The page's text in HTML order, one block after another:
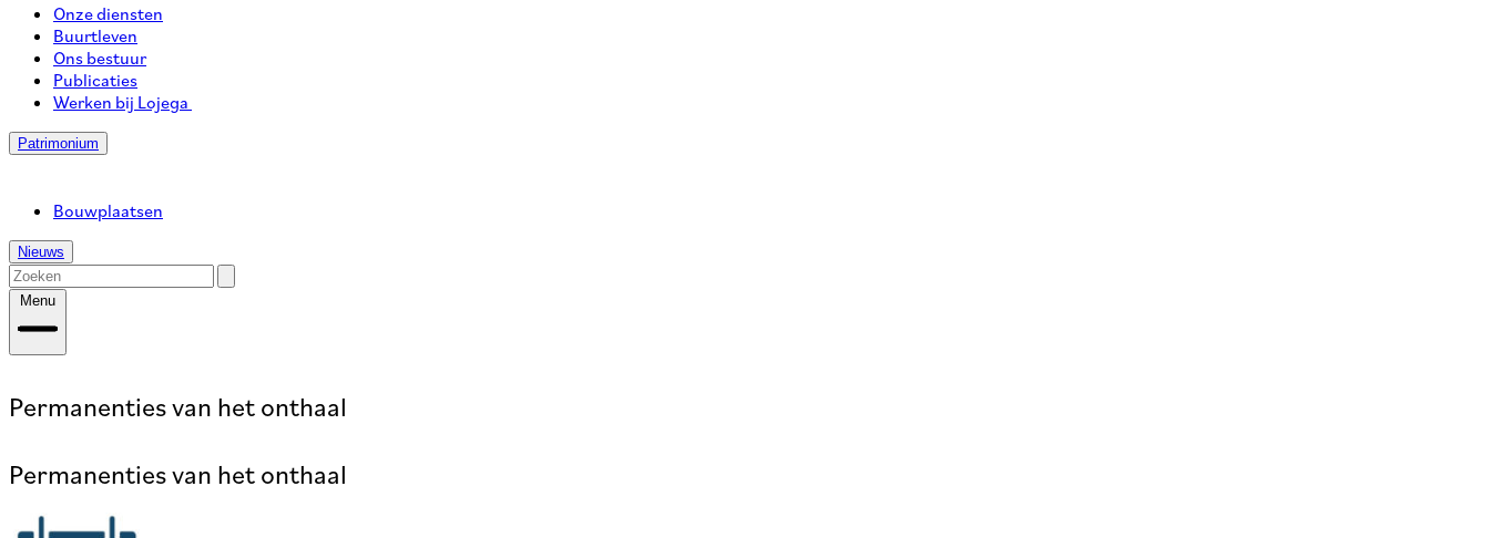
Onze diensten
Buurtleven
Ons bestuur
Publicaties
Werken bij Lojega
Patrimonium
Bouwplaatsen
Nieuws
Menu
Permanenties van het onthaal
Permanenties van het onthaal